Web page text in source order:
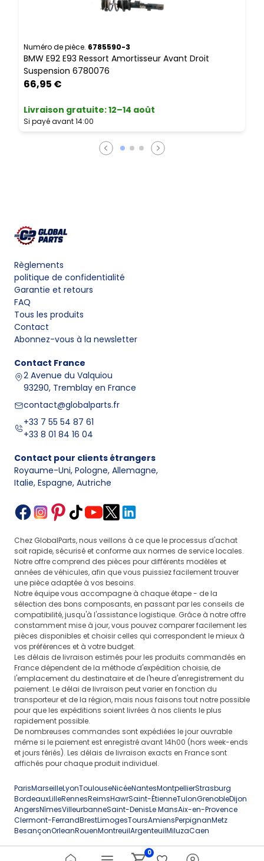
Numéro de pièce. 6785590-3
BMW E92 E93 Ressort Amortisseur Avant Droit
Suspension 6780076
66,95 €
Livraison gratuite:12–14 août
Si payé avant 14:00
0
Règlements
politique de confidentialité
Garantie et retours
FAQ
Tous les produits
Contact
Abonnez-vous à la newsletter
Contact France
2 Avenue du Valquiou
93290, Tremblay en France
contact@globalparts.fr
+33 7 55 54 87 61
+33 8 01 84 16 04
Contact pour clients étrangers
Royaume-Uni, Pologne, Allemagne,
Italie, Espagne, Autriche
Chez GlobalParts, nous veillons à ce que le processus d'achat
soit rapide, sécurisé et conforme aux normes de service locales.
Notre offre comprend des pièces pour différents modèles et
années de véhicules, afin que vous puissiez facilement trouver
une pièce adaptée à vos besoins.
Notre équipe vous accompagne à chaque étape - de la
sélection des bons composants, en passant par les conseils de
compatibilité, jusqu'à l'assistance logistique. Grâce à notre offre
constamment mise à jour, vous pouvez comparer facilement les
pièces disponibles et choisir celles qui correspondent le mieux à
vos préférences et à votre budget.
Les délais de livraison estimés pour les produits commandés en
France dépendent de la méthode d'expédition choisie, de
l'emplacement du destinataire et de l'heure d'enregistrement du
paiement. Le délai de livraison peut varier en fonction du
transporteur et de la région, mais nous faisons tout notre possible
pour que les expéditions soient livrées à nos clients le plus
rapidement possible.
De nombreuses commandes sont expédiées le jour ouvrable
même si le paiement est enregistré avant 14h00 (hors week-ends
et jours fériés). Les délais de livraison exacts en France sont
affichés pour chaque produit individuel.
ParisMarseilleLyonToulouseNicéeNantesMontpellierStrasburg
BordeauxLilleRennesReimsHawrSaint-ÉtienneTulonGrenobleDijon
AngersNîmesVilleurbanneSaint-DenisLe MansAix-en-Provence
Clermont-FerrandBrestLimogesToursAmiensPerpignanMetz
BesançonOrleanRouenMontreuilArgenteuilMiluzaCaen